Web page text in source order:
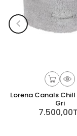
Lorena Canals
Gri